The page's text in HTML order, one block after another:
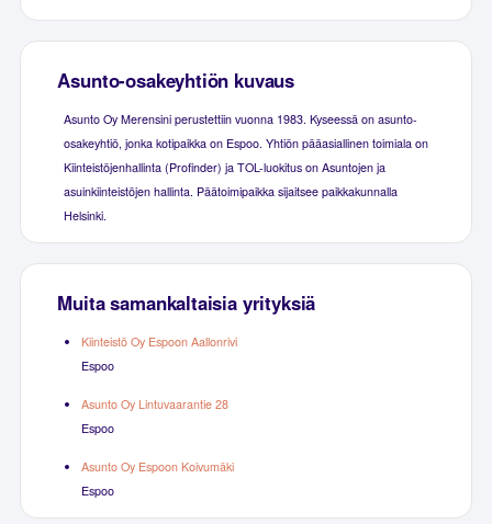
Asunto-osakeyhtiön kuvaus
Asunto Oy Merensini perustettiin vuonna 1983. Kyseessä on asunto-
osakeyhtiö, jonka kotipaikka on Espoo. Yhtiön pääasiallinen toimiala on
Kiinteistöjenhallinta (Profinder) ja TOL-luokitus on Asuntojen ja
asuinkiinteistöjen hallinta. Päätoimipaikka sijaitsee paikkakunnalla
Helsinki.
Muita samankaltaisia yrityksiä
Kiinteistö Oy Espoon Aallonrivi
Espoo
Asunto Oy Lintuvaarantie 28
Espoo
Asunto Oy Espoon Koivumäki
Espoo